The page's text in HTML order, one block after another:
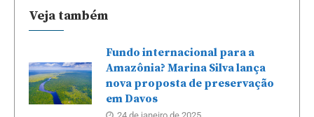
Veja também
Fundo internacional para a
Amazônia? Marina Silva lança
nova proposta de preservação
em Davos